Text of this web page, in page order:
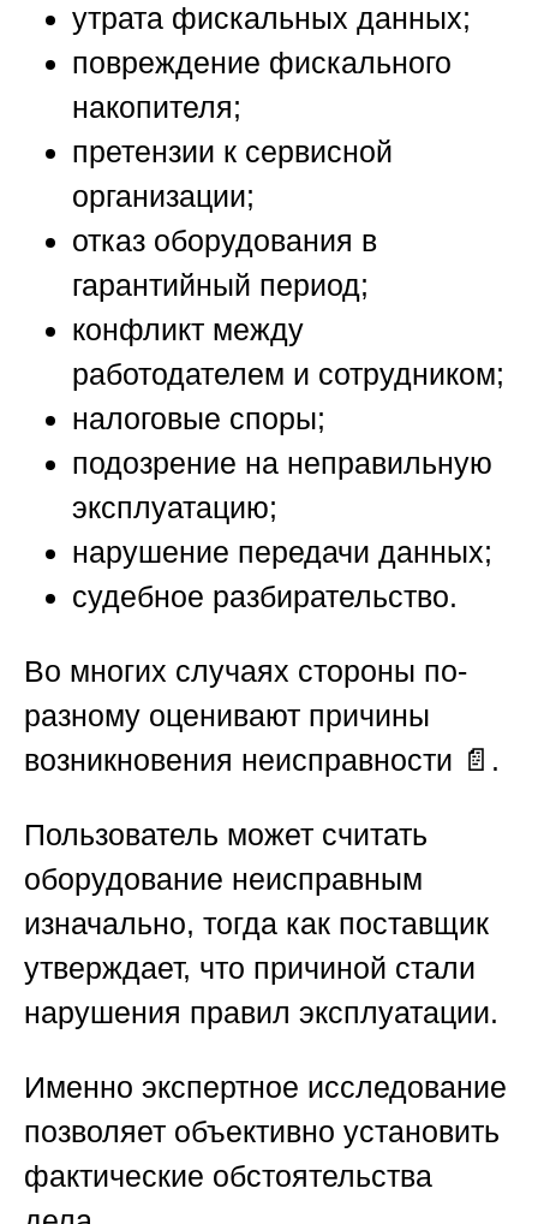
утрата фискальных данных;
повреждение фискального
накопителя;
претензии к сервисной
организации;
отказ оборудования в
гарантийный период;
конфликт между
работодателем и сотрудником;
налоговые споры;
подозрение на неправильную
эксплуатацию;
нарушение передачи данных;
судебное разбирательство.
Во многих случаях стороны по-
разному оценивают причины
возникновения неисправности 📄.
Пользователь может считать
оборудование неисправным
изначально, тогда как поставщик
утверждает, что причиной стали
нарушения правил эксплуатации.
Именно экспертное исследование
позволяет объективно установить
фактические обстоятельства